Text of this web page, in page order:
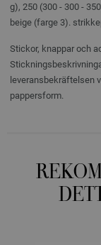
g), 250 (300 - 300 -
beige (farge 3).
Stickor, knappar och
leveransbekräftelsen
pappersform.